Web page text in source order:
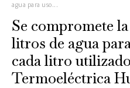
agua para uso...
Se compromete
litros de agua
cada litro
Termoeléctrica